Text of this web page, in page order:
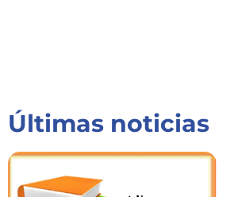
Últimas noticias